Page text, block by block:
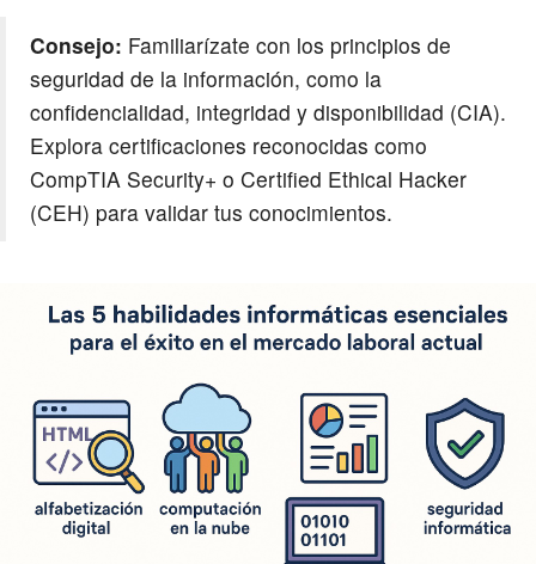
Consejo: Familiarízate con los principios de
seguridad de la información, como la
confidencialidad, integridad y disponibilidad (CIA).
Explora certificaciones reconocidas como
CompTIA Security+ o Certified Ethical Hacker
(CEH) para validar tus conocimientos.